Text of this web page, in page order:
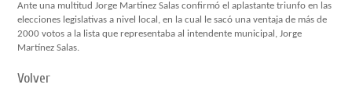
Ante una multitud Jorge Martínez Salas confirmó el aplastante triunfo en las
elecciones legislativas a nivel local, en la cual le sacó una ventaja de más de
2000 votos a la lista que representaba al intendente municipal, Jorge
Martínez Salas.
Volver